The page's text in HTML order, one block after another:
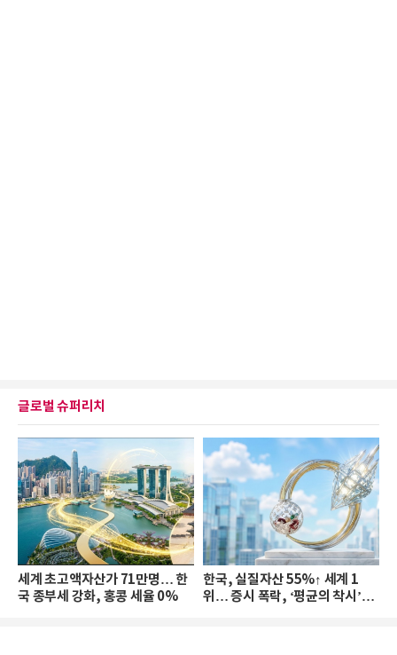
글로벌 슈퍼리치
세계 초고액자산가 71만명… 한
국 종부세 강화, 홍콩 세율 0%
한국, 실질자산 55%↑ 세계 1
위… 증시 폭락, ‘평균의 착시’와